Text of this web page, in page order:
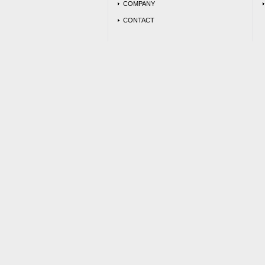
COMPANY
CONTACT